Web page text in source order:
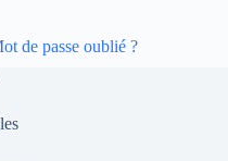
de passe oublié ?